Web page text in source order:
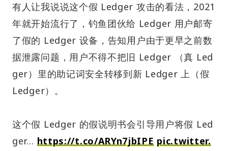
有人让我说说这个假 Ledger 攻击的看法，2021
年就开始流行了，钓鱼团伙给 Ledger 用户邮寄
了假的 Ledger 设备，告知用户由于更早之前数
据泄露问题，用户不得不把旧 Ledger （真 Led
ger）里的助记词安全转移到新 Ledger 上（假
Ledger）。
这个假 Ledger 的假说明书会引导用户将假 Led
ger… https://t.co/ARYn7jbIPE pic.twitter.